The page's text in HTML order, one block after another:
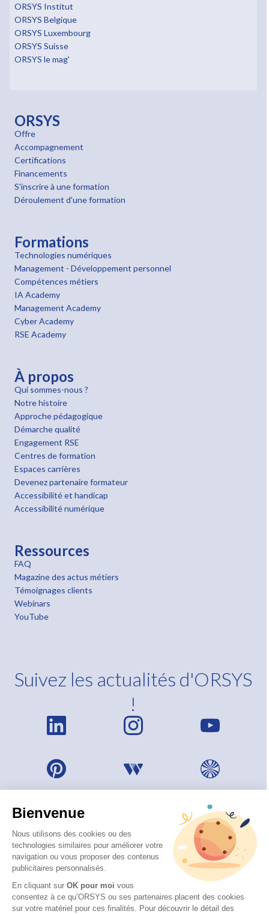
Bienvenue
Nous utilisons des cookies ou des
technologies similaires pour améliorer votre
navigation ou vous proposer des contenus
publicitaires personnalisés.
En cliquant sur OK pour moi vous
consentez à ce qu’ORSYS ou ses partenaires placent des cookies
sur votre matériel pour ces finalités. Pour découvrir le détail des
ORSYS Institut
ORSYS Belgique
ORSYS Luxembourg
ORSYS Suisse
ORSYS le mag'
ORSYS
Offre
Accompagnement
Certifications
Financements
S'inscrire à une formation
Déroulement d'une formation
Formations
Technologies numériques
Management - Développement personnel
Compétences métiers
IA Academy
Management Academy
Cyber Academy
RSE Academy
À propos
Qui sommes-nous ?
Notre histoire
Approche pédagogique
Démarche qualité
Engagement RSE
Centres de formation
Espaces carrières
Devenez partenaire formateur
Accessibilité et handicap
Accessibilité numérique
Ressources
FAQ
Magazine des actus métiers
Témoignages clients
Webinars
YouTube
Suivez les actualités d'ORSYS
!